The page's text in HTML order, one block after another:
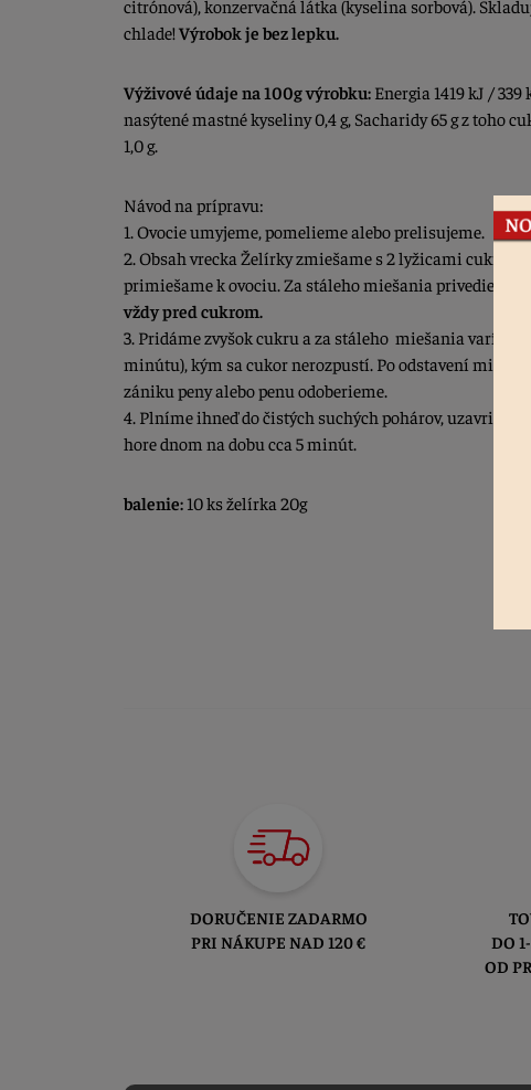
citrónová), konzervačná látka (kyselina sorbová).
chlade! Výrobok je bez lepku.
Výživové údaje na 100g výrobku: Energia 1419 kJ /
nasýtené mastné kyseliny 0,4 g, Sacharidy 65 g z toho
1,0 g.
Návod na prípravu:
1. Ovocie umyjeme, pomelieme alebo prelisujeme.
2. Obsah vrecka Želírky zmiešame s 2 lyžicami cukru
primiešame k ovociu. Za stáleho miešania privedieme
vždy pred cukrom.
3. Pridáme zvyšok cukru a za stáleho miešania varíme
minútu), kým sa cukor nerozpustí. Po odstavení
zániku peny alebo penu odoberieme.
4. Plníme ihneď do čistých suchých pohárov,
hore dnom na dobu cca 5 minút.
balenie:10 ks želírka 20g
DORUČENIE ZADARMO
PRI NÁKUPE NAD 120 €
DO
OD